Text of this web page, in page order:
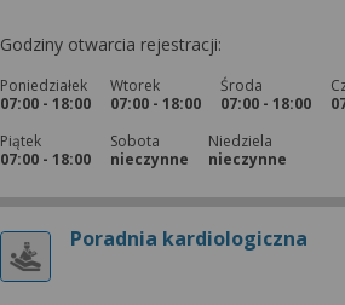
Godziny otwarcia rejestracji:
Poniedziałek
07:00 - 18:00
Wtorek
07:00 - 18:00
Środa
07:00 - 18:00
Piątek
07:00 - 18:00
Sobota
nieczynne
Niedziela
nieczynne
Poradnia kardiologiczna